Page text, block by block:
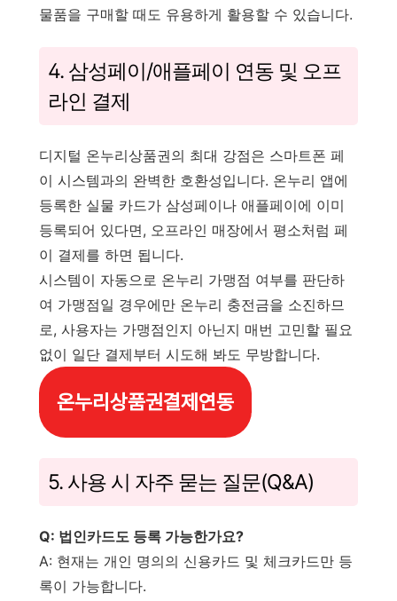
물품을 구매할 때도 유용하게 활용할 수 있습니다.
4. 삼성페이/애플페이 연동 및 오프
라인 결제
디지털 온누리상품권의 최대 강점은 스마트폰 페
이 시스템과의 완벽한 호환성입니다. 온누리 앱에
등록한 실물 카드가 삼성페이나 애플페이에 이미
등록되어 있다면, 오프라인 매장에서 평소처럼 페
이 결제를 하면 됩니다.
시스템이 자동으로 온누리 가맹점 여부를 판단하
여 가맹점일 경우에만 온누리 충전금을 소진하므
로, 사용자는 가맹점인지 아닌지 매번 고민할 필요
없이 일단 결제부터 시도해 봐도 무방합니다.
온누리상품권결제연동
5. 사용 시 자주 묻는 질문(Q&A)
Q: 법인카드도 등록 가능한가요?
A: 현재는 개인 명의의 신용카드 및 체크카드만 등
록이 가능합니다.